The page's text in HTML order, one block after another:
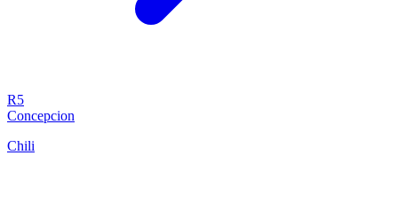
R5
Concepcion
Chili